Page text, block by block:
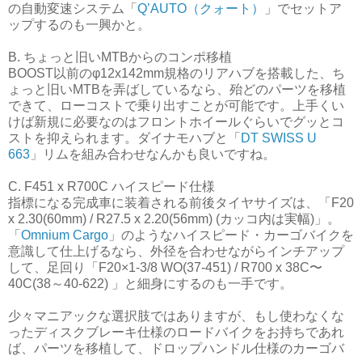
の自動変速システム「 Q’AUTO（クォート）
」でセットア
ップするのも一興かと。
B. ちょっと旧いMTBからのコンポ移植
BOOST以前のφ12x142mm規格のリアハブを搭載した、ち
ょっと旧いMTBを弄ばしているなら、殆どのパーツを移植
できて、ローコストで乗り出すことが可能です。上手くい
けば新規に必要なのはフロントホイールぐらいでグッとコ
ストを抑えられます。ダイナモハブと「 DT SWISS U
663 」リムを組み合わせなんかも良いですね。
C. F451 x R700C ハイスピード仕様
指標になる完成車に装着される前後タイヤサイズは、「F20
x 2.30(60mm) / R27.5 x 2.20(56mm) (カッコ内は実幅)」。
「 Omnium Cargo 」のようなハイスピード・カーゴバイクを
意識して仕上げるなら、外径を合わせながらインチアップ
して、足回り「F20×1-3/8 WO(37-451) / R700 x 38C〜
40C(38～40-622) 」と細身にするのも一手です。
少々マニアックな選択肢ではありますが、もし使わなくな
ったディスクブレーキ仕様のロードバイクをお持ちであれ
ば、パーツを移植して、ドロップハンドル仕様のカーゴバ